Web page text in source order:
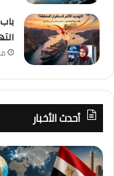
أحدث الأخبار